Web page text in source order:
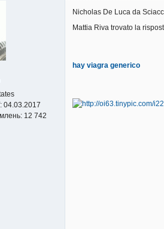
04.03.2017
12 742
Nicholas De Luca da
Mattia Riva trovato la
hay viagra generico